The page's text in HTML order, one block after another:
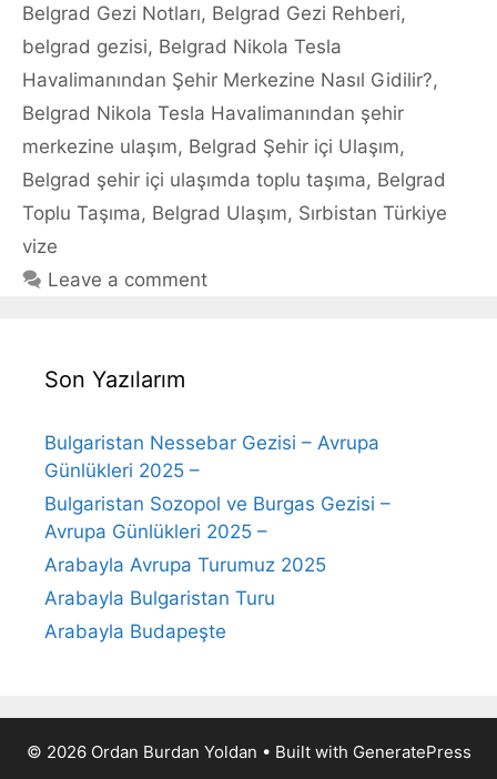
Belgrad Gezi Notları, Belgrad Gezi Rehberi,
belgrad gezisi, Belgrad Nikola Tesla
Havalimanından Şehir Merkezine Nasıl Gidilir?,
Belgrad Nikola Tesla Havalimanından şehir
merkezine ulaşım, Belgrad Şehir içi Ulaşım,
Belgrad şehir içi ulaşımda toplu taşıma, Belgrad
Toplu Taşıma, Belgrad Ulaşım, Sırbistan Türkiye
vize
Leave a comment
Son Yazılarım
Bulgaristan Nessebar Gezisi – Avrupa
Günlükleri 2025 –
Bulgaristan Sozopol ve Burgas Gezisi –
Avrupa Günlükleri 2025 –
Arabayla Avrupa Turumuz 2025
Arabayla Bulgaristan Turu
Arabayla Budapeşte
© 2026 Ordan Burdan Yoldan • Built with GeneratePress